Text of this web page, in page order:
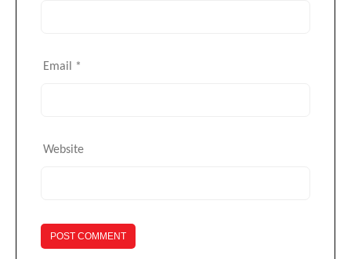
Email *
Website